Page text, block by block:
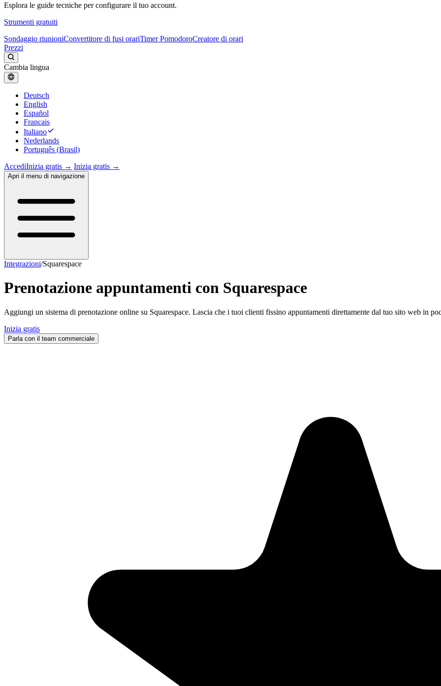
Esplora le guide tecniche per configurare il tuo account.
Strumenti gratuiti
Sondaggio riunioniConvertitore di fusi orariTimer PomodoroCreatore di orari
Prezzi
Cambia lingua
Deutsch
English
Español
Français
Italiano
Nederlands
Português (Brasil)
AccediInizia gratis → Inizia gratis →
Apri il menu di navigazione
Integrazioni/Squarespace
Prenotazione appuntamenti con Squarespace
Aggiungi un sistema di prenotazione online su Squarespace. Lascia che i tuoi clienti fissino appuntamenti direttamente dal tuo sito web in
Inizia gratis
Parla con il team commerciale